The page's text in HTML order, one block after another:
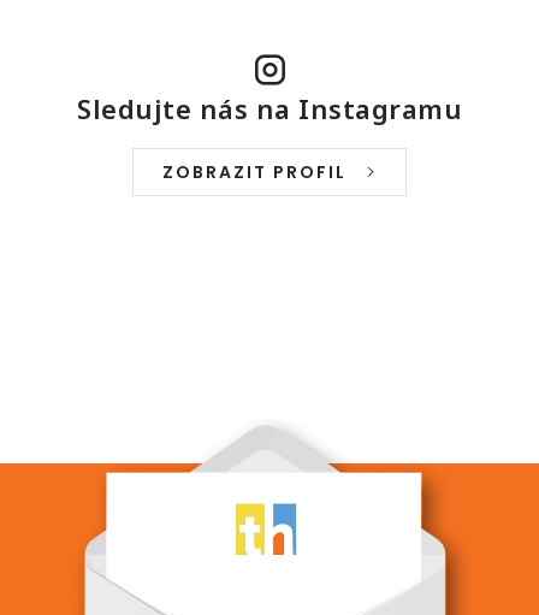
Sledujte nás na Instagramu
ZOBRAZIT PROFIL